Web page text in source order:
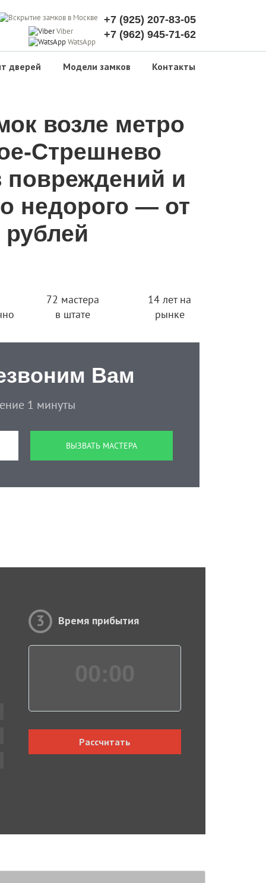
+7 (925) 207-83-05
+7 (962) 945-71-62
Viber
WatsApp
дверей Модели замков Контакты
возле метро
Стрешнево
повреждений и
недорого — от
рублей
72 мастера
в штате
14 лет на
рынке
Вам
1 минуты
3 Время прибытия
Рассчитать